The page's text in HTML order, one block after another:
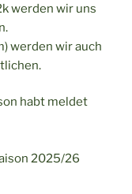
werden wir uns
werden wir auch
habt meldet
2025/26